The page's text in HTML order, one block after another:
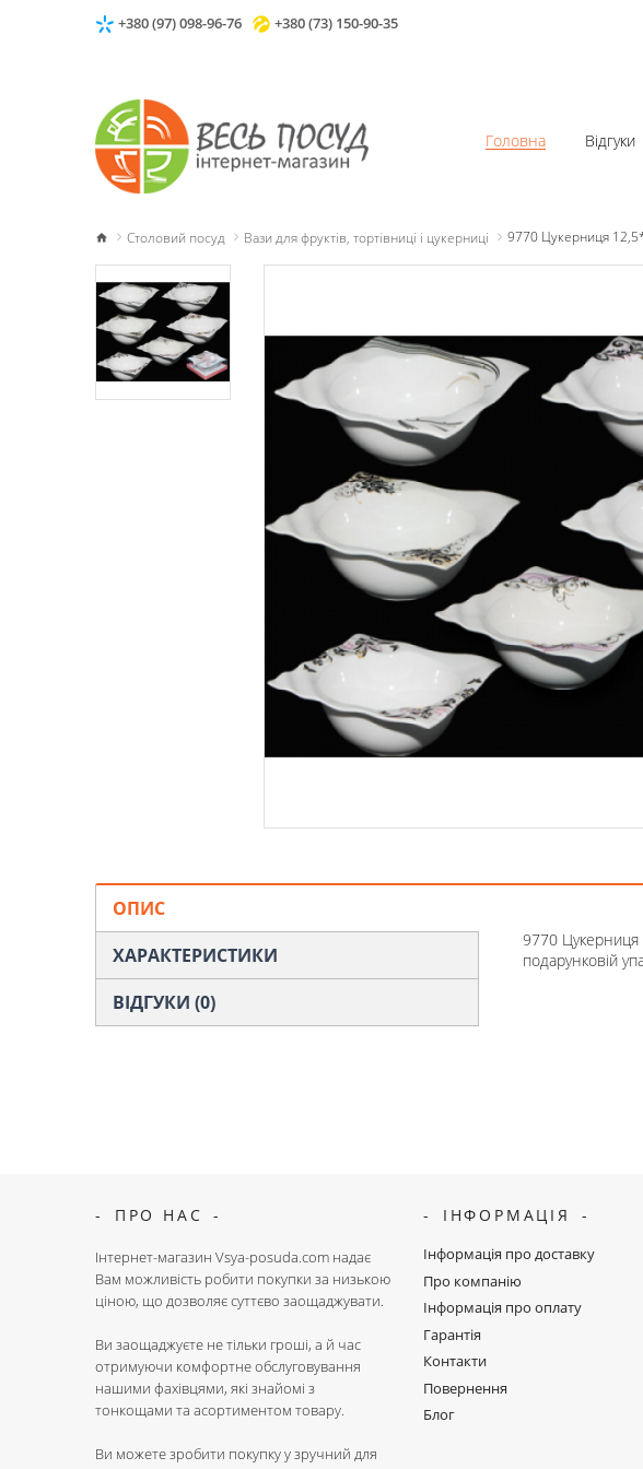
+380 (97) 098-96-76 +380 (73) 150-90-35
Головна Відгуки
Столовий посуд Вази для фруктів, тортівниці і цукерниці 9770 Цукерниця
ОПИС
ХАРАКТЕРИСТИКИ
ВІДГУКИ (0)
9770 Цукерниця
подарунковій
ПРО НАС
Інтернет-магазин Vsya-posuda.com надає
Вам можливість робити покупки за низькою
ціною, що дозволяє суттєво заощаджувати.
Ви заощаджуєте не тільки гроші, а й час
отримуючи комфортне обслуговування
нашими фахівцями, які знайомі з
тонкощами та асортиментом товару.
Ви можете зробити покупку у зручний для
ІНФОРМАЦІЯ
Інформація про доставку
Про компанію
Інформація про оплату
Гарантія
Контакти
Повернення
Блог